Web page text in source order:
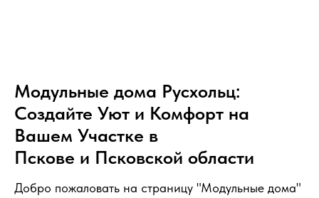
Модульные дома Русхольц:
Создайте Уют и Комфорт на
Вашем Участке в
Пскове и Псковской области
Добро пожаловать на страницу "Модульные дома"